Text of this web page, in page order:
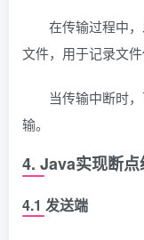
在传输过程中
文件，用于记录文件
当传输中断时
输。
4. Java实现断点
4.1 发送端